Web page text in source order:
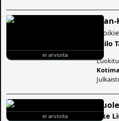
ei arvioita
Niilo
ei arvioita Åke